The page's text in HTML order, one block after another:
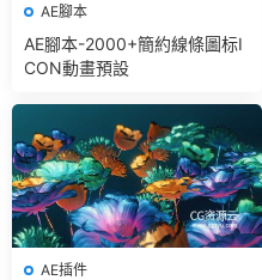
AE腳本
AE腳本-2000+簡約線條圖标I
CON動畫預設
AE插件